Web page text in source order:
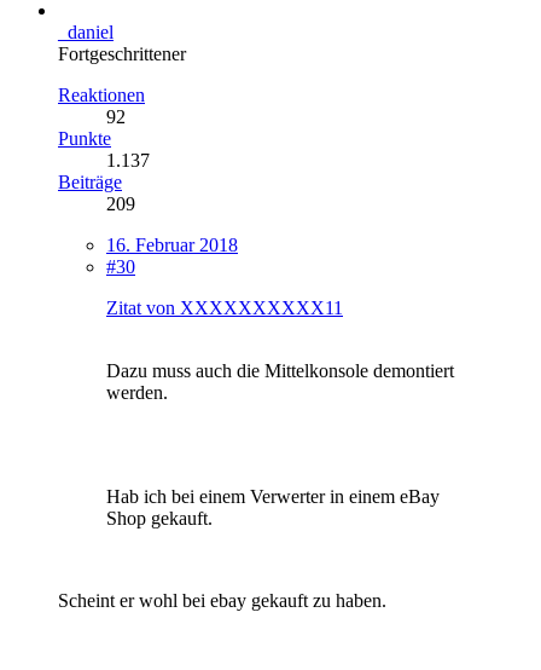
_daniel
Fortgeschrittener
Reaktionen
92
Punkte
1.137
Beiträge
209
16. Februar 2018
#30
Zitat von XXXXXXXXXX11
Dazu muss auch die Mittelkonsole demontiert
werden.
Hab ich bei einem Verwerter in einem eBay
Shop gekauft.
Scheint er wohl bei ebay gekauft zu haben.